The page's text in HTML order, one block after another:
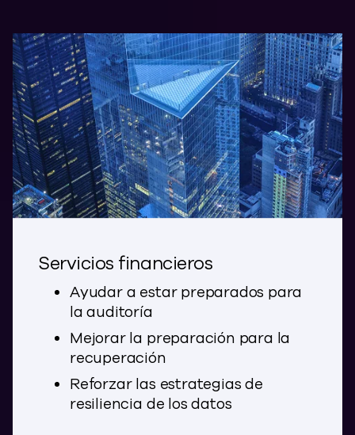
Servicios financieros
Ayudar a estar preparados para
la auditoría
Mejorar la preparación para la
recuperación
Reforzar las estrategias de
resiliencia de los datos